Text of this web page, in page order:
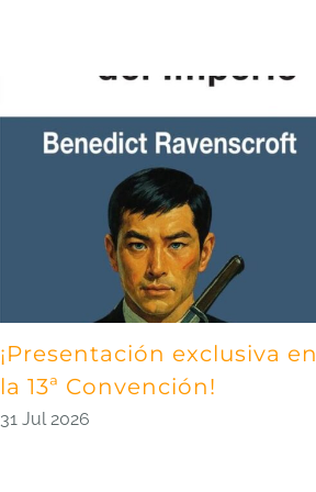
¡Presentación exclusiva en
la 13ª Convención!
31 Jul 2026